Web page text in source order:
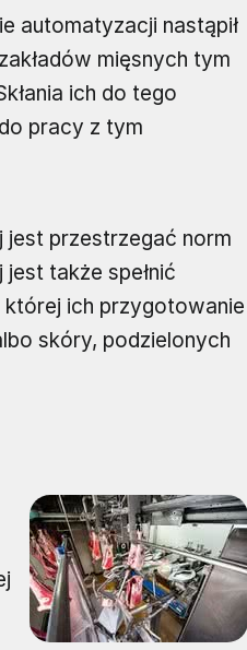
automatyzacji nastąpił
mięsnych tym
ich do tego
pracy z tym
jest przestrzegać norm
także spełnić
ich przygotowanie
skóry, podzielonych